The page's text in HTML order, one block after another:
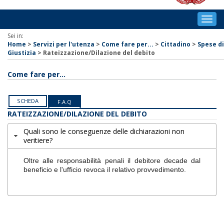
Sei in:
Home > Servizi per l'utenza > Come fare per... > Cittadino > Spese di
Giustizia > Rateizzazione/Dilazione del debito
Come fare per...
SCHEDA F.A.Q
RATEIZZAZIONE/DILAZIONE DEL DEBITO
Quali sono le conseguenze delle dichiarazioni non
veritiere?
Oltre alle responsabilità penali il debitore decade dal
beneficio e l'ufficio revoca il relativo provvedimento.